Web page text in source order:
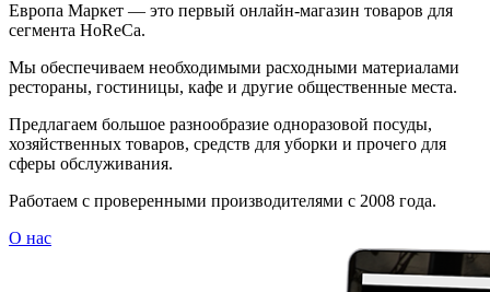
Европа Маркет — это первый онлайн-магазин товаров для
сегмента HoReCa.
Мы обеспечиваем необходимыми расходными материалами
рестораны, гостиницы, кафе и другие общественные места.
Предлагаем большое разнообразие одноразовой посуды,
хозяйственных товаров, средств для уборки и прочего для
сферы обслуживания.
Работаем с проверенными производителями с 2008 года.
О нас